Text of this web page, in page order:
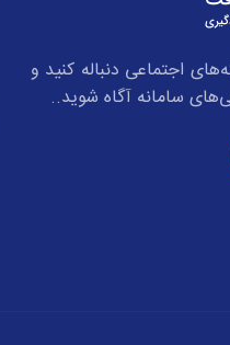
اجتماعی دنباله کنید و
سامانه آگاه شوید..